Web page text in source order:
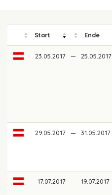
Start Ende
23.05.2017 — 25.05.2017
29.05.2017 — 31.05.2017
17.07.2017 — 19.07.2017